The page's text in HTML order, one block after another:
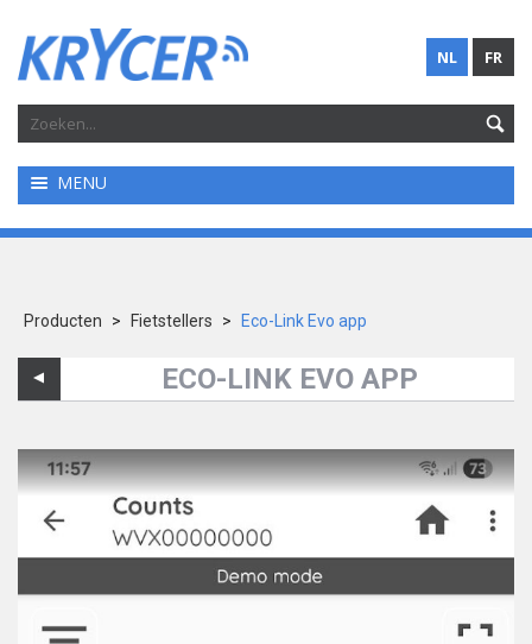
FR
NL
MENU
Producten > Fietstellers > Eco-Link Evo app
ECO-LINK EVO APP